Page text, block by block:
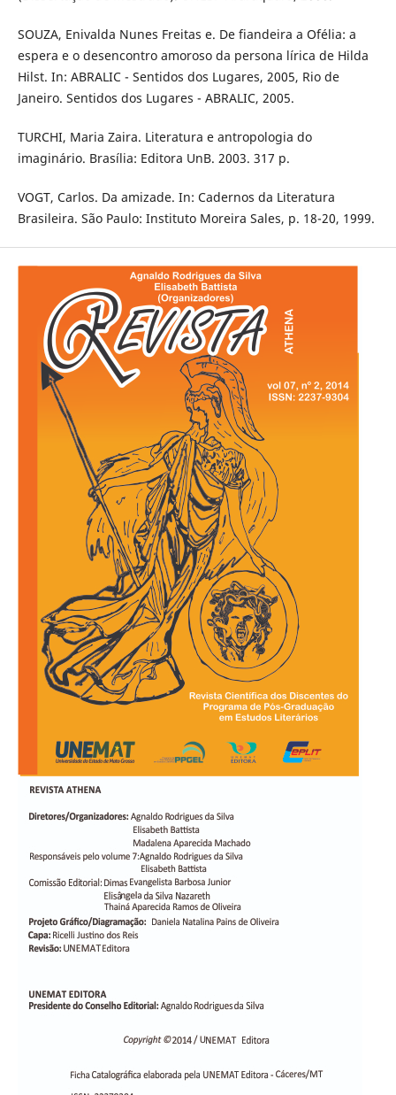
SOUZA, Enivalda Nunes Freitas e. De fiandeira a Ofélia: a
espera e o desencontro amoroso da persona lírica de Hilda
Hilst. In: ABRALIC - Sentidos dos Lugares, 2005, Rio de
Janeiro. Sentidos dos Lugares - ABRALIC, 2005.
TURCHI, Maria Zaira. Literatura e antropologia do
imaginário. Brasília: Editora UnB. 2003. 317 p.
VOGT, Carlos. Da amizade. In: Cadernos da Literatura
Brasileira. São Paulo: Instituto Moreira Sales, p. 18-20, 1999.